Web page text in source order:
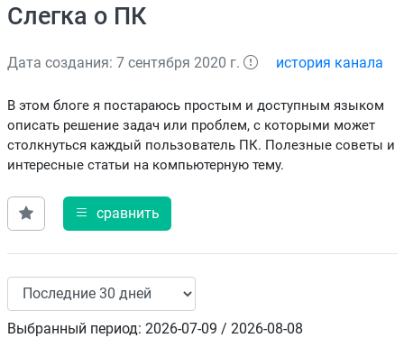
Слегка о ПК
Дата создания: 7 сентября 2020 г. история канала
В этом блоге я постараюсь простым и доступным языком
описать решение задач или проблем, с которыми может
столкнуться каждый пользователь ПК. Полезные советы и
интересные статьи на компьютерную тему.
сравнить
Выбранный период: 2026-07-09 / 2026-08-08